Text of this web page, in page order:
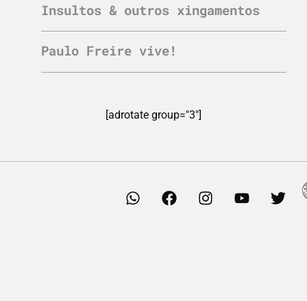
Insultos & outros xingamentos
Paulo Freire vive!
[adrotate group="3"]